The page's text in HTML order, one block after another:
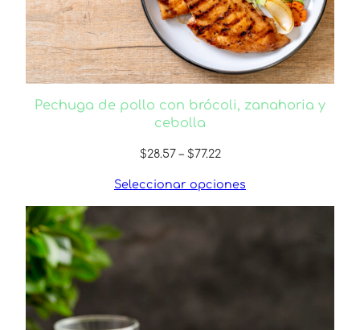
Pechuga de pollo con brócoli, zanahoria y
cebolla
$28.57 – $77.22Price
$28.57
through
Seleccionar opciones